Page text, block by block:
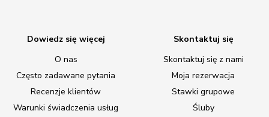
Dowiedz się więcej
O nas
Często zadawane pytania
Recenzje klientów
Warunki świadczenia usług
Skontaktuj się
Skontaktuj się z nami
Moja rezerwacja
Stawki grupowe
Śluby